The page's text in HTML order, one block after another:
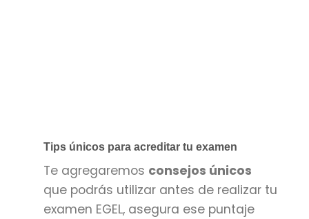
Tips únicos para acreditar tu examen
Te agregaremos consejos únicos
que podrás utilizar antes de realizar tu
examen EGEL, asegura ese puntaje